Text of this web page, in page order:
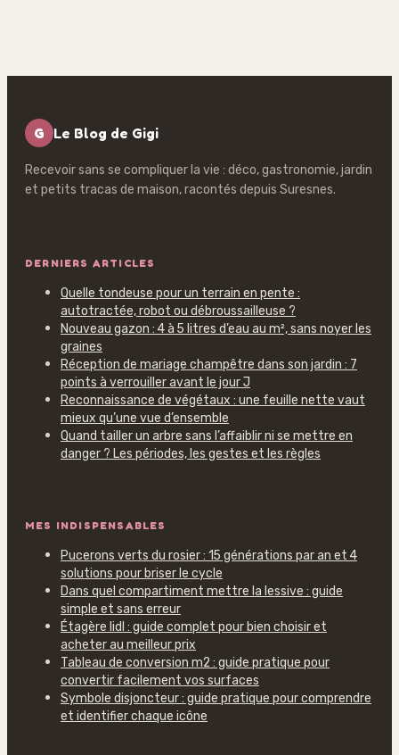
G Le Blog de Gigi
Recevoir sans se compliquer la vie : déco, gastronomie, jardin
et petits tracas de maison, racontés depuis Suresnes.
DERNIERS ARTICLES
Quelle tondeuse pour un terrain en pente :
autotractée, robot ou débroussailleuse ?
Nouveau gazon : 4 à 5 litres d’eau au m², sans noyer les
graines
Réception de mariage champêtre dans son jardin : 7
points à verrouiller avant le jour J
Reconnaissance de végétaux : une feuille nette vaut
mieux qu’une vue d’ensemble
Quand tailler un arbre sans l’affaiblir ni se mettre en
danger ? Les périodes, les gestes et les règles
MES INDISPENSABLES
Pucerons verts du rosier : 15 générations par an et 4
solutions pour briser le cycle
Dans quel compartiment mettre la lessive : guide
simple et sans erreur
Étagère lidl : guide complet pour bien choisir et
acheter au meilleur prix
Tableau de conversion m2 : guide pratique pour
convertir facilement vos surfaces
Symbole disjoncteur : guide pratique pour comprendre
et identifier chaque icône